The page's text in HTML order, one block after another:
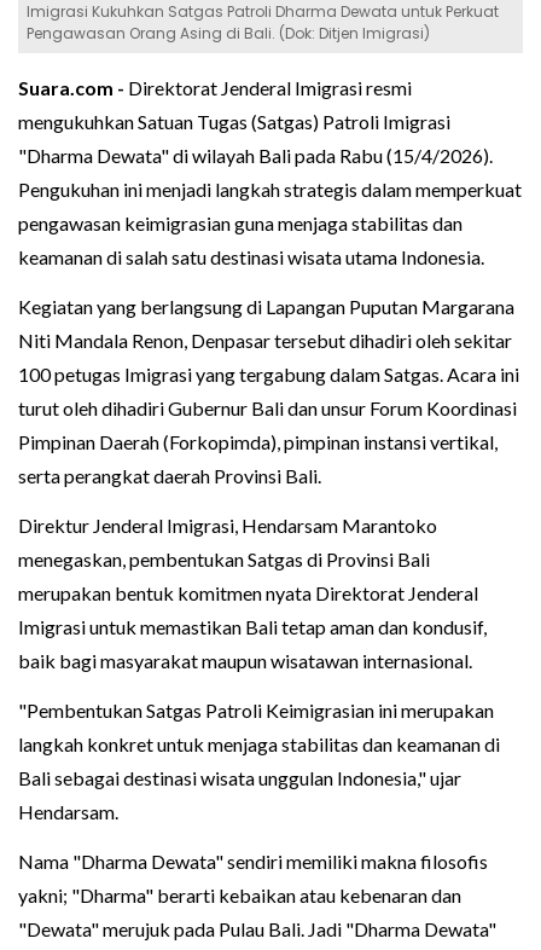
Imigrasi Kukuhkan Satgas Patroli Dharma Dewata untuk Perkuat
Pengawasan Orang Asing di Bali. (Dok: Ditjen Imigrasi)
Suara.com - Direktorat Jenderal Imigrasi resmi
mengukuhkan Satuan Tugas (Satgas) Patroli Imigrasi
"Dharma Dewata" di wilayah Bali pada Rabu (15/4/2026).
Pengukuhan ini menjadi langkah strategis dalam memperkuat
pengawasan keimigrasian guna menjaga stabilitas dan
keamanan di salah satu destinasi wisata utama Indonesia.
Kegiatan yang berlangsung di Lapangan Puputan Margarana
Niti Mandala Renon, Denpasar tersebut dihadiri oleh sekitar
100 petugas Imigrasi yang tergabung dalam Satgas. Acara ini
turut oleh dihadiri Gubernur Bali dan unsur Forum Koordinasi
Pimpinan Daerah (Forkopimda), pimpinan instansi vertikal,
serta perangkat daerah Provinsi Bali.
Direktur Jenderal Imigrasi, Hendarsam Marantoko
menegaskan, pembentukan Satgas di Provinsi Bali
merupakan bentuk komitmen nyata Direktorat Jenderal
Imigrasi untuk memastikan Bali tetap aman dan kondusif,
baik bagi masyarakat maupun wisatawan internasional.
"Pembentukan Satgas Patroli Keimigrasian ini merupakan
langkah konkret untuk menjaga stabilitas dan keamanan di
Bali sebagai destinasi wisata unggulan Indonesia," ujar
Hendarsam.
Nama "Dharma Dewata" sendiri memiliki makna filosofis
yakni; "Dharma" berarti kebaikan atau kebenaran dan
"Dewata" merujuk pada Pulau Bali. Jadi "Dharma Dewata"